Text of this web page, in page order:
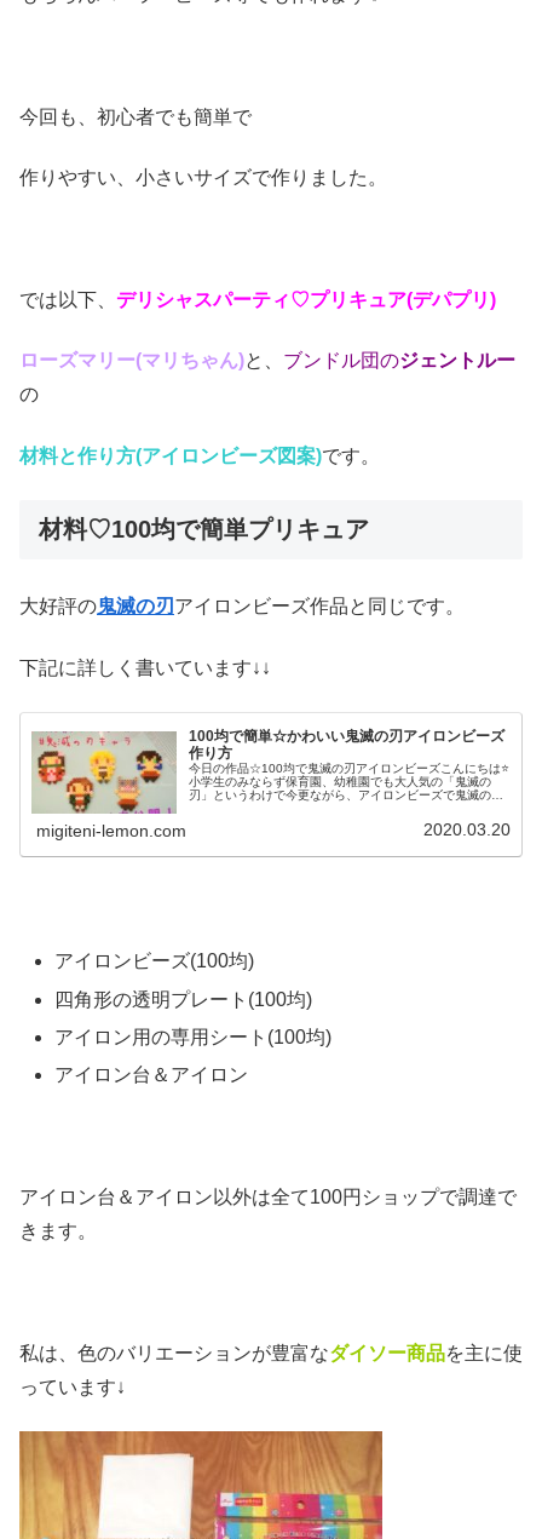
今回も、初心者でも簡単で
作りやすい、小さいサイズで作りました。
では以下、 デリシャスパーティ♡プリキュア(デパプリ)
ローズマリー(マリちゃん)と、 ブンドル団のジェントルー
の
材料と作り方(アイロンビーズ図案)です。
材料♡100均で簡単プリキュア
大好評の鬼滅の刃 アイロンビーズ作品と同じです。
下記に詳しく書いています↓↓
100均で簡単☆かわいい鬼滅の刃アイロンビーズ
作り方
今日の作品☆100均で鬼滅の刃アイロンビーズこんにちは⭐
小学生のみならず保育園、幼稚園でも大人気の「鬼滅の
刃」というわけで今更ながら、アイロンビーズで鬼滅の刃
migiteni-lemon.com 2020.03.20
アイロンビーズ(100均)
四角形の透明プレート(100均)
アイロン用の専用シート(100均)
アイロン台＆アイロン
アイロン台＆アイロン以外は全て100円ショップで調達で
きます。
私は、色のバリエーションが豊富なダイソー商品を主に使
っています↓